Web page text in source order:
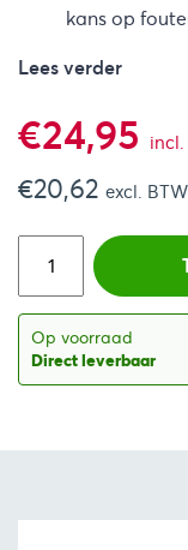
kans op
Lees verder
€24,95 incl.
€20,62 excl. BTW
Op voorraad
Direct leverbaar